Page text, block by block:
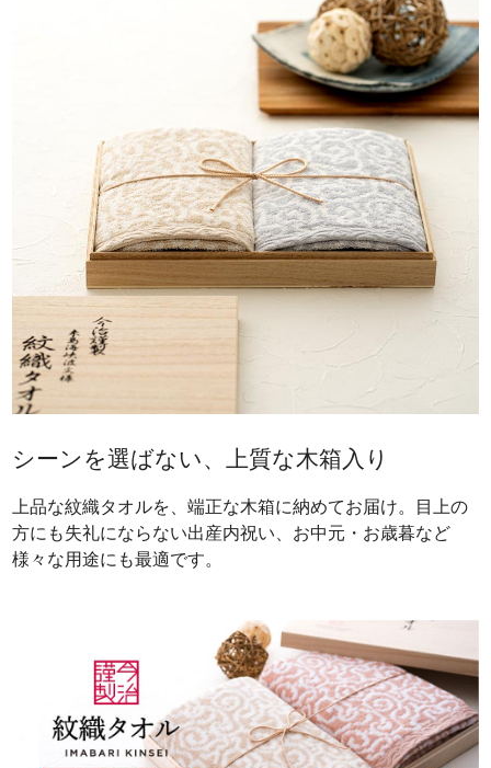
シーンを選ばない、上質な木箱入り
上品な紋織タオルを、端正な木箱に納めてお届け。目上の
方にも失礼にならない出産内祝い、お中元・お歳暮など
様々な用途にも最適です。